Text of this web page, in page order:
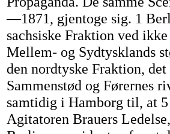
—1871, gjentoge sig. 1
sachsiske Fraktion ved
Mellem- og Sydtysklands
den nordtyske Fraktion,
Sammenstød og Førernes
samtidig i Hamborg til, at
Agitatoren Brauers